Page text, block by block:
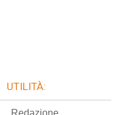
UTILITÀ:
Redazione